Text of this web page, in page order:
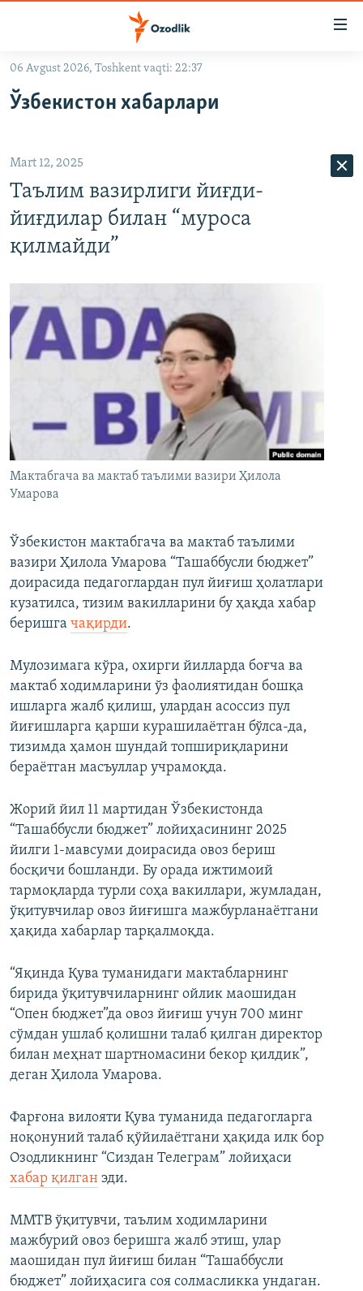
Асосий
Қидиришга
ўтинг
OZODLIK SURISHTIRUVLARI
На русском
ИЖТИМОИЙ ТАРМОҚЛАР
Озодлик бошқа тилларда
06 Avgust 2026, Toshkent vaqti: 22:37
Ўзбекистон хабарлари
Mart 12, 2025
Таълим вазирлиги йиғди-
йиғдилар билан “муроса
қилмайди”
Мактабгача ва мактаб таълими вазири Ҳилола
Умарова
Ўзбекистон мактабгача ва мактаб таълими
вазири Ҳилола Умарова “Ташаббусли бюджет”
доирасида педагоглардан пул йиғиш ҳолатлари
кузатилса, тизим вакилларини бу ҳақда хабар
беришга чақирди.
Мулозимага кўра, охирги йилларда боғча ва
мактаб ходимларини ўз фаолиятидан бошқа
ишларга жалб қилиш, улардан асоссиз пул
йиғишларга қарши курашилаётган бўлса-да,
тизимда ҳамон шундай топшириқларини
бераётган масъуллар учрамоқда.
Жорий йил 11 мартидан Ўзбекистонда
“Ташаббусли бюджет” лойиҳасининг 2025
йилги 1-мавсуми доирасида овоз бериш
босқичи бошланди. Бу орада ижтимоий
тармоқларда турли соҳа вакиллари, жумладан,
ўқитувчилар овоз йиғишга мажбурланаётгани
ҳақида хабарлар тарқалмоқда.
“Яқинда Қува туманидаги мактабларнинг
бирида ўқитувчиларнинг ойлик маошидан
“Опен бюджет”да овоз йиғиш учун 700 минг
сўмдан ушлаб қолишни талаб қилган директор
билан меҳнат шартномасини бекор қилдик”,
деган Ҳилола Умарова.
Фарғона вилояти Қува туманида педагогларга
ноқонуний талаб қўйилаётгани ҳақида илк бор
Озодликнинг “Сиздан Телеграм” лойиҳаси
хабар қилган эди.
ММТВ ўқитувчи, таълим ходимларини
мажбурий овоз беришга жалб этиш, улар
маошидан пул йиғиш билан “Ташаббусли
бюджет” лойиҳасига соя солмасликка ундаган.